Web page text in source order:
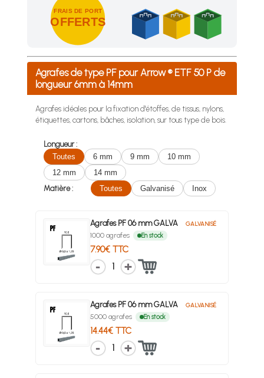
FRAIS DE PORT
OFFERTS
Achetez 4 sachets ou boîtes d'agrafes ou de pointes et
Agrafes de type PF pour Arrow ® ETF 50 P de
longueur 6mm à 14mm
Agrafes idéales pour la fixation d'étoffes, de tissus, nylons,
étiquettes, cartons, bâches, isolation, sur tous type de bois.
Longueur :
Toutes
6 mm 9 mm
10 mm
12 mm
14 mm
Matière :
Toutes Galvanisé Inox
Agrafes PF 06 mm GALVA GALVANISÉ
1000 agrafes En stock
7.90€ TTC
1
Agrafes PF 06 mm GALVA GALVANISÉ
5000 agrafes En stock
14.44€ TTC
1